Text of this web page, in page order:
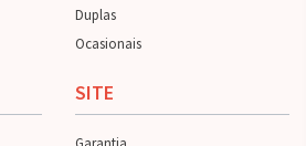
Duplas
Ocasionais
SITE